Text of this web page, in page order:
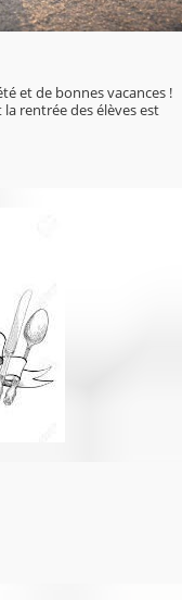
et de bonnes vacances !
rentrée des élèves est